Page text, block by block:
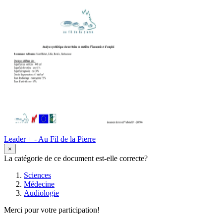
Leader + - Au Fil de la Pierre
×
La catégorie de ce document est-elle correcte?
Sciences
Médecine
Audiologie
Merci pour votre participation!